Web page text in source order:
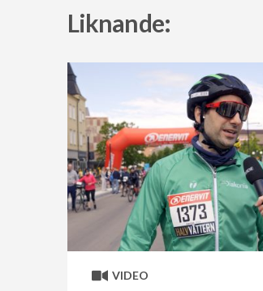
Liknande:
VIDEO